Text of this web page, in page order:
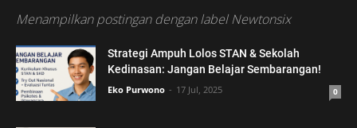
Menampilkan postingan dengan labelNewtonsix
Strategi Ampuh Lolos STAN & Sekolah
Kedinasan: Jangan Belajar Sembarangan!
Eko Purwono 17 Jul, 2025 0